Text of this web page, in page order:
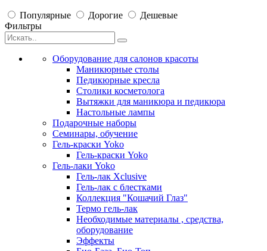
Популярные Дорогие
Дешевые
Фильтры
Оборудование для салонов красоты
Маникюрные столы
Педикюрные кресла
Столики косметолога
Вытяжки для маникюра и педикюра
Настольные лампы
Подарочные наборы
Семинары, обучение
Гель-краски Yoko
Гель-краски Yoko
Гель-лаки Yoko
Гель-лак Xclusive
Гель-лак с блестками
Коллекция "Кошачий Глаз"
Термо гель-лак
Необходимые материалы , средства,
оборудование
Эффекты